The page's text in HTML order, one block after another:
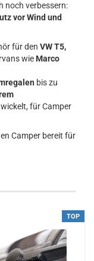
noch verbessern:
vor Wind und
für den VW T5,
wie Marco
bis zu
für Camper
Camper bereit für
TOP